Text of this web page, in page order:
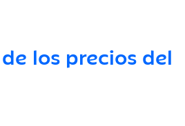
los precios del